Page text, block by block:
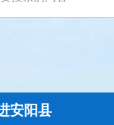
安阳县